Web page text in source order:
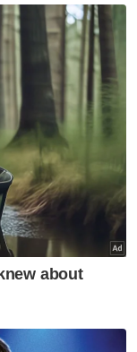
beliau
Kelestarian
Azri
diberi
Menteri
susulan
Ramli
selepas
PKR dan
parti yang